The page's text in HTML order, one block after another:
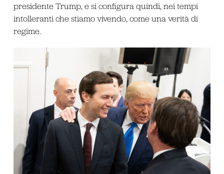
presidente Trump, e si configura quindi, nei tempi
intolleranti che stiamo vivendo, come una verità di
regime.